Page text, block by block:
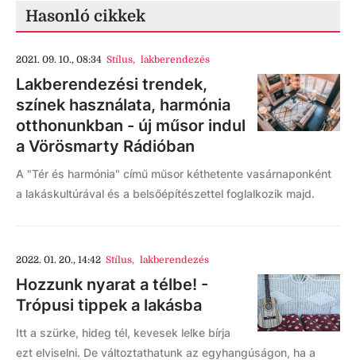
Hasonló cikkek
2021. 09. 10., 08:34 Stílus, lakberendezés
Lakberendezési trendek,
színek használata, harmónia
otthonunkban - új műsor indul
a Vörösmarty Rádióban
A "Tér és harmónia" című műsor kéthetente vasárnaponként
a lakáskultúrával és a belsőépítészettel foglalkozik majd.
2022. 01. 20., 14:42 Stílus, lakberendezés
Hozzunk nyarat a télbe! -
Trópusi tippek a lakásba
Itt a szürke, hideg tél, kevesek lelke bírja
ezt elviselni. De változtathatunk az egyhangúságon, ha a